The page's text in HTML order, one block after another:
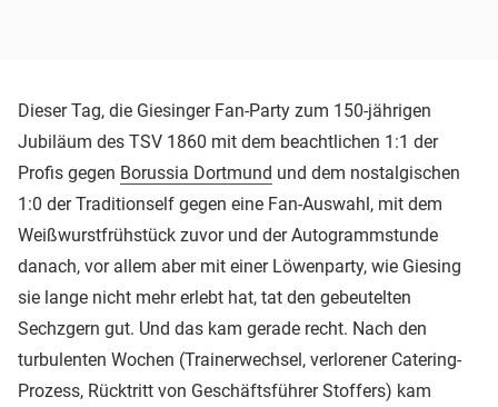
Dieser Tag, die Giesinger Fan-Party zum 150-jährigen
Jubiläum des TSV 1860 mit dem beachtlichen 1:1 der
Profis gegen Borussia Dortmund und dem nostalgischen
1:0 der Traditionself gegen eine Fan-Auswahl, mit dem
Weißwurstfrühstück zuvor und der Autogrammstunde
danach, vor allem aber mit einer Löwenparty, wie Giesing
sie lange nicht mehr erlebt hat, tat den gebeutelten
Sechzgern gut. Und das kam gerade recht. Nach den
turbulenten Wochen (Trainerwechsel, verlorener Catering-
Prozess, Rücktritt von Geschäftsführer Stoffers) kam